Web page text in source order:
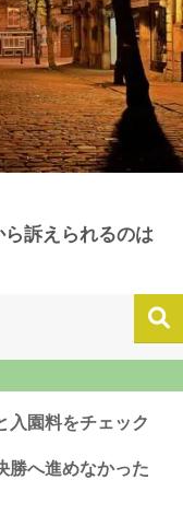
訴えられるのは
入園料をチェック
勝へ進めなかった